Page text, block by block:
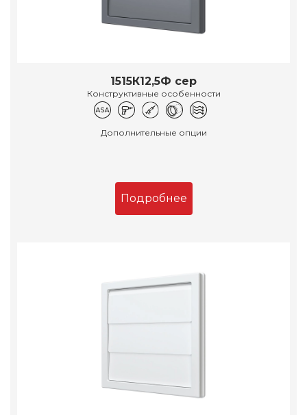
1515К12,5Ф сер
Конструктивные особенности
Дополнительные опции
Подробнее